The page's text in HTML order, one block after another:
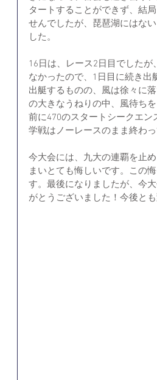
タートすることができず、結
せんでしたが、琵琶湖にはな
した。
16日は、レース2日目でした
なかったので、1日目に続き
出艇するものの、風は徐々に
の大きなうねりの中、風待ち
前に470のスタートシークエ
学戦はノーレースのまま終わっ
今大会には、九大の連覇を止
まいとても悔しいです。この
す。最後になりましたが、今
がとうございました！今後と